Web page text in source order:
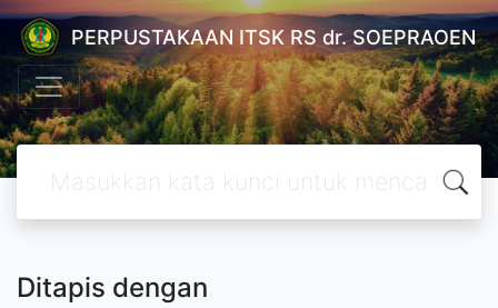
PERPUSTAKAAN ITSK RS dr. SOEPRAOEN
Ditapis dengan